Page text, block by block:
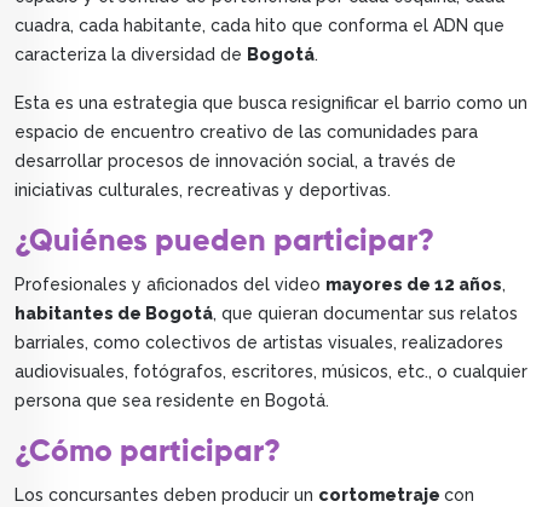
cuadra, cada habitante, cada hito que conforma el ADN que
caracteriza la diversidad de Bogotá.
Esta es una estrategia que busca resignificar el barrio como un
espacio de encuentro creativo de las comunidades para
desarrollar procesos de innovación social, a través de
iniciativas culturales, recreativas y deportivas.
¿Quiénes pueden participar?
Profesionales y aficionados del video mayores de 12 años,
habitantes de Bogotá, que quieran documentar sus relatos
barriales, como colectivos de artistas visuales, realizadores
audiovisuales, fotógrafos, escritores, músicos, etc., o cualquier
persona que sea residente en Bogotá.
¿Cómo participar?
Los concursantes deben producir un cortometraje con